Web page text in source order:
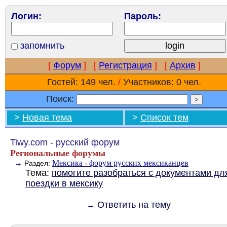
Логин: Пароль:
запомнить
[ Форум ] [ Регистрация ] [ Архив ]
Гостей: 149 чел. / Участников: 0 чел.
Поиск:
> Новая тема > Список тем
Tiwy.com - русский форум
Региональные форумы
→ Раздел: Мексика - форум русских мексиканцев
Тема: помогите разобраться с документами
поездки в мексику
→ Ответить на тему